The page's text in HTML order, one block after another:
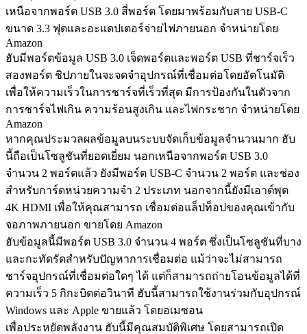
เหนือจากพอร์ต USB 3.0 สี่พอร์ต โดยมาพร้อมกับสาย USB-C
ขนาด 3.3 ฟุตและอะแดปเตอร์จ่ายไฟภายนอก จำหน่ายโดย
Amazon
ฮับมีพอร์ตข้อมูล USB 3.0 เจ็ดพอร์ตและพอร์ต USB ที่ชาร์จเร็ว
สองพอร์ต ชิปภายในจะจดจำอุปกรณ์ที่เชื่อมต่อโดยอัตโนมัติ
เพื่อให้ความเร็วในการชาร์จที่เร็วที่สุด มีการป้องกันในตัวจาก
การชาร์จไฟเกิน ความร้อนสูงเกิน และไฟกระชาก จำหน่ายโดย
Amazon
หากคุณประมวลผลข้อมูลบนระบบจัดเก็บข้อมูลจำนวนมาก ฮับ
นี้ถือเป็นโซลูชันที่ยอดเยี่ยม นอกเหนือจากพอร์ต USB 3.0
จำนวน 2 พอร์ตแล้ว ยังมีพอร์ต USB-C จำนวน 2 พอร์ต และช่อง
สำหรับการ์ดหน่วยความจำ 2 ประเภท นอกจากนี้ยังมีเอาต์พุต
4K HDMI เพื่อให้คุณสามารถ เชื่อมต่อแล็ปท็อปของคุณเข้ากับ
จอภาพภายนอก ขายโดย Amazon
ฮับข้อมูลนี้มีพอร์ต USB 3.0 จำนวน 4 พอร์ต ซึ่งเป็นโซลูชันที่บาง
และกะทัดรัดสำหรับปัญหาการเชื่อมต่อ แม้ว่าจะไม่สามารถ
ชาร์จอุปกรณ์ที่เชื่อมต่อใดๆ ได้ แต่ก็สามารถถ่ายโอนข้อมูลได้ที่
ความเร็ว 5 กิกะบิตต่อวินาที ฮับนี้สามารถใช้งานร่วมกับอุปกรณ์
Windows และ Apple ขายแล้ว โดยอเมซอน
เพื่อประหยัดพลังงาน ฮับนี้มีคุณสมบัติพิเศษ โดยสามารถเปิด